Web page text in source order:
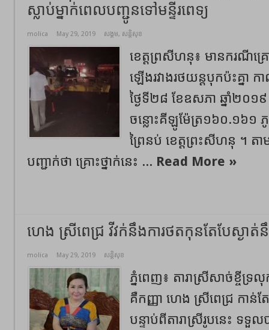
ស្លាប់ម្នាក់ពេលបញ្ជូនទៅមន្ទីរពេទ្យ
molica May 29, 2019 សង្គម, សន្តិសុខ
ខេត្តព្រសីហនុ៖ មានករណីគ្រ
ឡើងរវាងរថយន្តបុកប៉ះគ្នា
ថ្ងៃទី២៨ ខែឧសភា ឆ្នាំ២០១
ចន្លោះគីឡូម៉ែត្រ១៦០.១៦១
ព្រៃនប់ ខេត្តព្រះសីហនុ ។ ត
បញ្ជាក់ថា គ្រោះថ្នាក់នេះ ... Read More »
ហេង ស្រីពេជ្រ វីវក់នឹងការថតកុនតែបែស្ងាត់
molica May 29, 2019 សន្តិសុខ
ភ្នំពេញ៖ តារាស្រីសាច់ខ្ចីទ្រ
គឺកញ្ញា ហេង ស្រីពេជ្រ កាន់ត
បន្ទាប់ពីតារាស្រីរូបនេះ ទទួ